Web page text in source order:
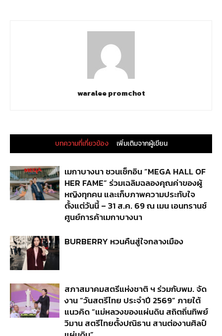
waralee promchot
บทความที่เกี่ยวข้อง เพิ่มเติมจากผู้เขียน
เมกาบางนา ชวนเช็กอิน “MEGA HALL OF
HER FAME” ร่วมเฉลิมฉลองคุณค่าของผู้
หญิงทุกคน และเก็บภาพความประทับใจ
ตั้งแต่วันนี้ – 31 ส.ค. 69 ณ เมน เอนทรานซ์
ศูนย์การค้าเมกาบางนา
BURBERRY หวนคืนสู่ใจกลางเมือง
สภาสมาคมสตรีแห่งชาติ ฯ ร่วมกับพม. จัด
งาน “วันสตรีไทย ประจำปี 2569” ภายใต้
แนวคิด “แม่หลวงของแผ่นดิน สถิตถิ่นทิพย์
วิมาน สตรีไทยตั้งปณิธาน สานต่องานศิลป์